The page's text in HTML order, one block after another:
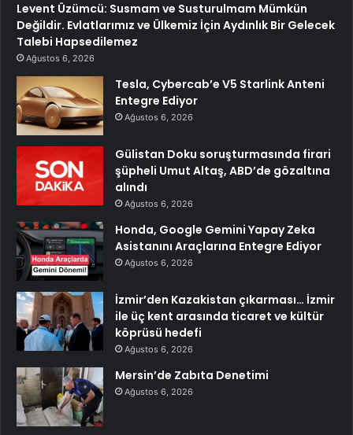
Levent Üzümcü: Susmam ve Susturulmam Mümkün
Değildir. Evlatlarımız ve Ülkemiz İçin Aydınlık Bir Gelecek
Talebi Hapsedilemez
Ağustos 6, 2026
Tesla, Cybercab’e V5 Starlink Anteni
Entegre Ediyor
Ağustos 6, 2026
Gülistan Doku soruşturmasında firari
şüpheli Umut Altaş, ABD’de gözaltına
alındı
Ağustos 6, 2026
Honda, Google Gemini Yapay Zeka
Asistanını Araçlarına Entegre Ediyor
Ağustos 6, 2026
İzmir’den Kazakistan çıkarması… İzmir
ile üç kent arasında ticaret ve kültür
köprüsü hedefi
Ağustos 6, 2026
Mersin’de Zabıta Denetimi
Ağustos 6, 2026